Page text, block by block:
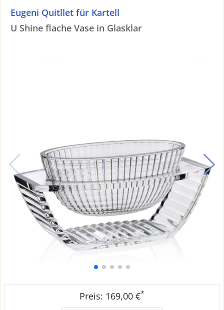
Eugeni Quitllet für Kartell
U Shine flache Vase in Glasklar
Preis: 169,00 €*